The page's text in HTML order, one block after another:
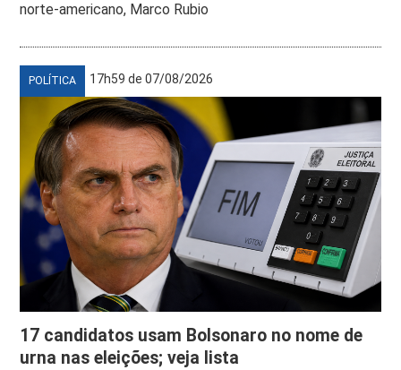
norte-americano, Marco Rubio
POLÍTICA 17h59 de 07/08/2026
17 candidatos usam Bolsonaro no nome de
urna nas eleições; veja lista